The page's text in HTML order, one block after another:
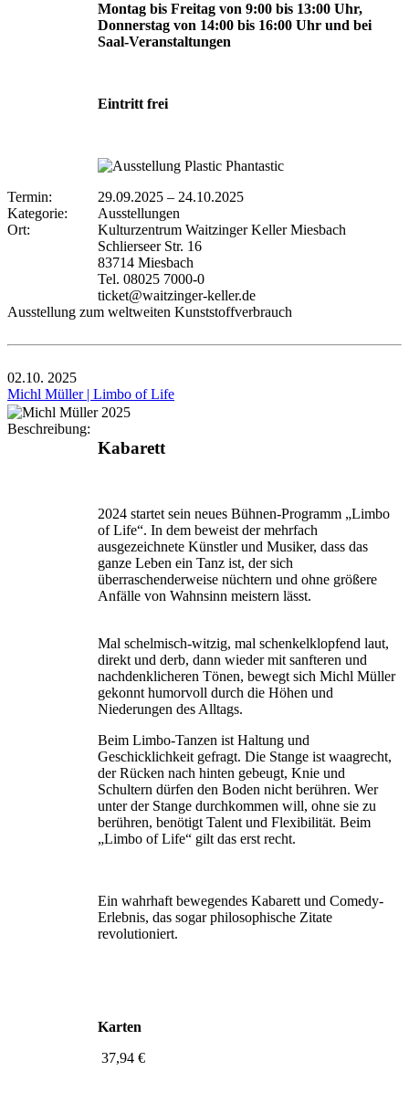
Montag bis Freitag von 9:00 bis 13:00 Uhr,
Donnerstag von 14:00 bis 16:00 Uhr und bei
Saal-Veranstaltungen
Eintritt frei
Termin: 29.09.2025 – 24.10.2025
Kategorie:
Ausstellungen
Ort:
Kulturzentrum Waitzinger Keller Miesbach
Schlierseer Str. 16
83714 Miesbach
Tel. 08025 7000-0
ticket@waitzinger-keller.de
Ausstellung zum weltweiten Kunststoffverbrauch
02.10. 2025
Michl Müller | Limbo of Life
Beschreibung:
Kabarett
2024 startet sein neues Bühnen-Programm „Limbo
of Life“. In dem beweist der mehrfach
ausgezeichnete Künstler und Musiker, dass das
ganze Leben ein Tanz ist, der sich
überraschenderweise nüchtern und ohne größere
Anfälle von Wahnsinn meistern lässt.
Mal schelmisch-witzig, mal schenkelklopfend laut,
direkt und derb, dann wieder mit sanfteren und
nachdenklicheren Tönen, bewegt sich Michl Müller
gekonnt humorvoll durch die Höhen und
Niederungen des Alltags.
Beim Limbo-Tanzen ist Haltung und
Geschicklichkeit gefragt. Die Stange ist waagrecht,
der Rücken nach hinten gebeugt, Knie und
Schultern dürfen den Boden nicht berühren. Wer
unter der Stange durchkommen will, ohne sie zu
berühren, benötigt Talent und Flexibilität. Beim
„Limbo of Life“ gilt das erst recht.
Ein wahrhaft bewegendes Kabarett und Comedy-
Erlebnis, das sogar philosophische Zitate
revolutioniert.
Karten
37,94 €